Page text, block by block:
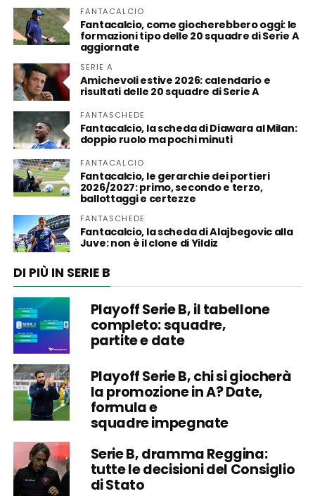
FANTACALCIO
Fantacalcio, come giocherebbero oggi: le
formazioni tipo delle 20 squadre di Serie A
aggiornate
SERIE A
Amichevoli estive 2026: calendario e
risultati delle 20 squadre di Serie A
FANTASCHEDE
Fantacalcio, la scheda di Diawara al Milan:
doppio ruolo ma pochi minuti
FANTACALCIO
Fantacalcio, le gerarchie dei portieri
2026/2027: primo, secondo e terzo,
ballottaggi e certezze
FANTASCHEDE
Fantacalcio, la scheda di Alajbegovic alla
Juve: non è il clone di Yildiz
DI PIÙ IN SERIE B
Playoff Serie B, il tabellone
completo: squadre,
partite e date
Playoff Serie B, chi si giocherà
la promozione in A? Date,
formula e
squadre impegnate
Serie B, dramma Reggina:
tutte le decisioni del Consiglio
di Stato